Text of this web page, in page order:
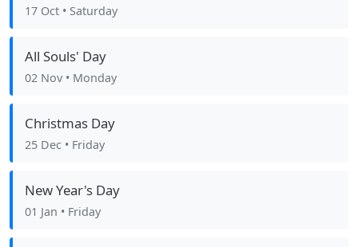
17 Oct • Saturday
All Souls' Day
02 Nov • Monday
Christmas Day
25 Dec • Friday
New Year's Day
01 Jan • Friday